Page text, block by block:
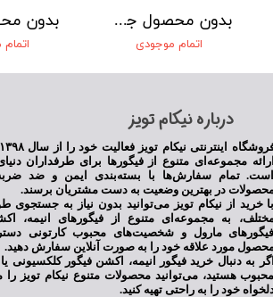
★★
★★★★
بدون محصول جهت نمایش
اتمام موجودی
​درباره نیکام تویز
مجموعه‌ای متنوع از فیگورها برای طرفداران
تمام سفارش‌ها با بسته‌بندی ایمن و ضد
در بهترین وضعیت به دست مشتریان برسند.
خرید از نیکام تویز می‌توانید بدون نیاز به جستجوی
به مجموعه‌ای متنوع از فیگورهای انیمه،
مارول و شخصیت‌های محبوب کارتونی
مورد علاقه خود را به صورت آنلاین سفارش دهید.
به دنبال خرید فیگور انیمه، اکشن فیگور
هستید، می‌توانید محصولات متنوع نیکام تویز را
خود را به راحتی تهیه کنید.